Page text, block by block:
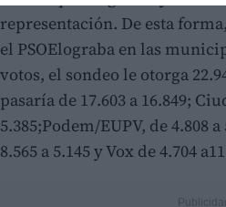
representación. De esta
el PSOElograba en las
votos, el sondeo le otorga
pasaría de 17.603 a 16.849;
5.385;Podem/EUPV, de 4.808
8.565 a 5.145 y Vox de 4.704